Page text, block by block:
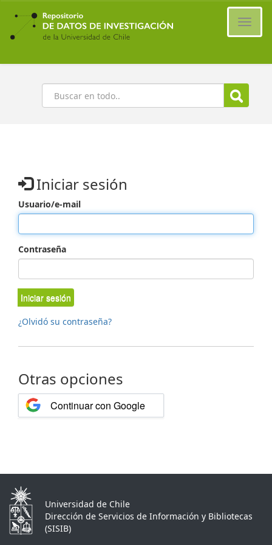
Ir
contenido
principal
Buscar
Iniciar sesión
Usuario/e-mail
Contraseña
Iniciar sesión
¿Olvidó su contraseña?
Otras opciones
Continuar con Google
Universidad de Chile
Dirección de Servicios de Información y Bibliotecas
(SISIB)